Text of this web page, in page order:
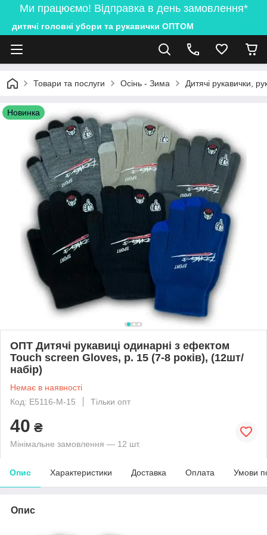
Ми працюємо! Відправка в день замовлення*
дитячі головні убори та рукавички ОПТОМ
Товари та послуги Осінь - Зима Дитячі рукавички,
Новинка
ОПТ Дитячі рукавиці одинарні з ефектом
Touch screen Gloves, р. 15 (7-8 років), (12шт/
набір)
Немає в наявності
Код: E5116-M-15
Тільки опт
40 ₴
Мінімальне замовлення — 12 шт.
Опис Характеристики Доставка Оплата Умови
Опис